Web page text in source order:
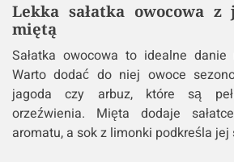
Lekka sałatka owocowa z
miętą
Sałatka owocowa to idealne
Warto dodać do niej owoce
jagoda czy arbuz, które są
orzeźwienia. Mięta dodaje
aromatu, a sok z limonki podkreśla jej